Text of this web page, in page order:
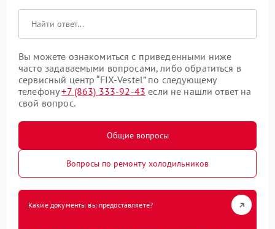
Вы можете ознакомиться с приведенными ниже
часто задаваемыми вопросами, либо обратиться в
сервисный центр “FIX-Vestel” по следующему
телефону+7 (863) 333-92-43 если не нашли ответ на
свой вопрос.
Общие вопросы
Вопросы по ремонту холодильников
Какие документы вы предоставляете?